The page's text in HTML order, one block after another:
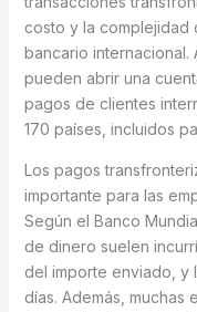
costo y la complejidad
bancario internacional.
pueden abrir una
pagos de clientes
170 países, incluidos
Los pagos
importante para las
Según el Banco
de dinero suelen
del importe enviado, y
días. Además, muchas